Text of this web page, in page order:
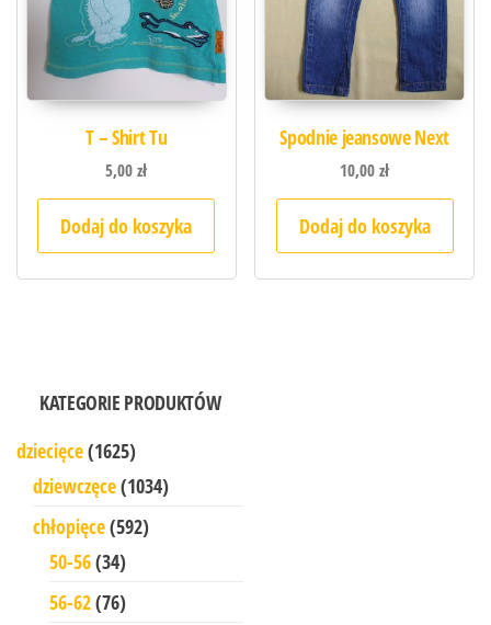
T – Shirt Tu
5,00zł
Dodaj do koszyka
Spodnie jeansowe Next
10,00zł
Dodaj do koszyka
KATEGORIE PRODUKTÓW
dziecięce(1625)
dziewczęce(1034)
chłopięce(592)
50-56(34)
56-62(76)